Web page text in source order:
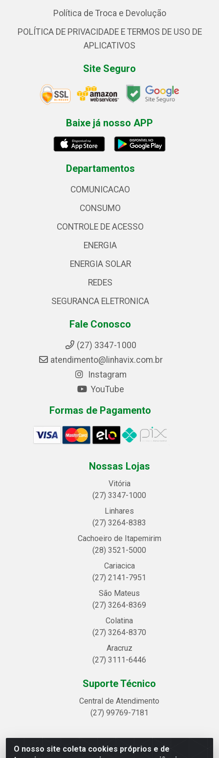
O nosso site coleta cookies próprios e de
Política de Troca e Devolução
POLÍTICA DE PRIVACIDADE E TERMOS DE USO DE
APLICATIVOS
Site Seguro
Baixe já nosso APP
Departamentos
COMUNICACAO
CONSUMO
CONTROLE DE ACESSO
ENERGIA
ENERGIA SOLAR
REDES
SEGURANCA ELETRONICA
Fale Conosco
(27) 3347-1000
atendimento@linhavix.com.br
Instagram
YouTube
Formas de Pagamento
Nossas Lojas
Vitória
(27) 3347-1000
Linhares
(27) 3264-8383
Cachoeiro de Itapemirim
(28) 3521-5000
Cariacica
(27) 2141-7951
São Mateus
(27) 3264-8369
Colatina
(27) 3264-8370
Aracruz
(27) 3111-6446
Suporte Técnico
Central de Atendimento
(27) 99769-7181
Linhavix Distribuidora LTDA - Avenida Alegre, 2521 -